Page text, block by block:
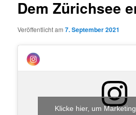
Dem Zürichsee
Veröffentlicht am7. September 2021
Klicke hier, um